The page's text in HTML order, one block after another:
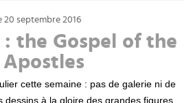
20 septembre 2016
: the Gospel of the
Apostles
dessins à la gloire des grandes figures